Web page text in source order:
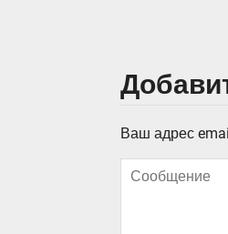
Ваш адрес